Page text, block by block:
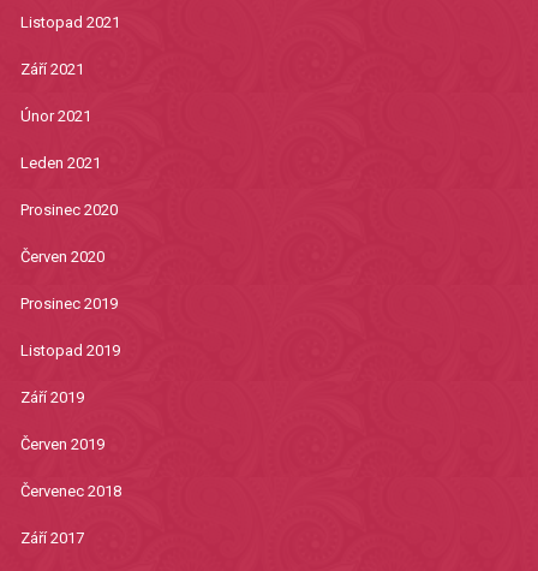
Listopad 2021
Září 2021
Únor 2021
Leden 2021
Prosinec 2020
Červen 2020
Prosinec 2019
Listopad 2019
Září 2019
Červen 2019
Červenec 2018
Září 2017